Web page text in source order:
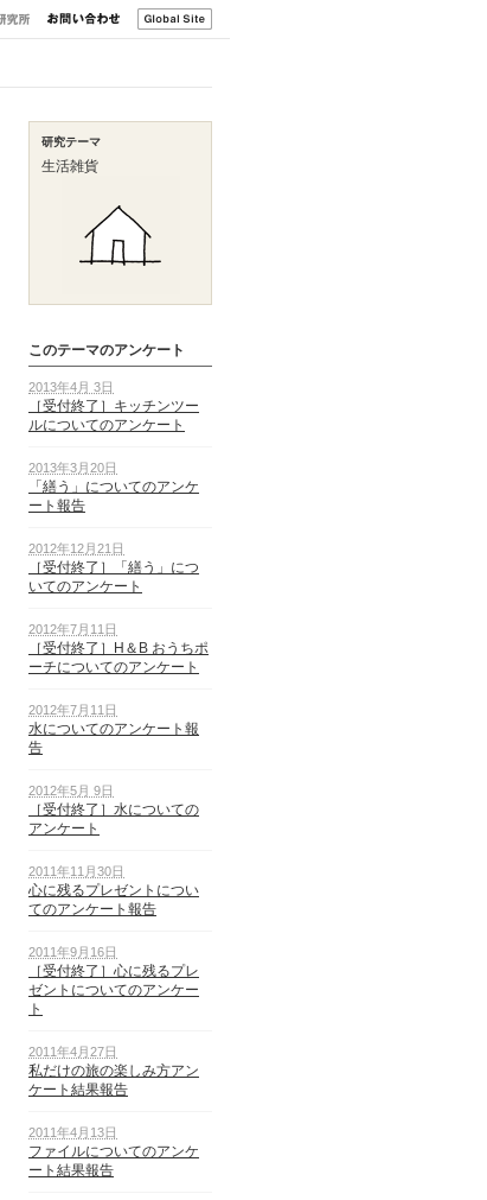
研究テーマ
生活雑貨
このテーマのアンケート
2013年4月 3日
［受付終了］キッチンツー
ルについてのアンケート
2013年3月20日
「繕う」についてのアンケ
ート報告
2012年12月21日
［受付終了］「繕う」につ
いてのアンケート
2012年7月11日
［受付終了］H＆B おうちポ
ーチについてのアンケート
2012年7月11日
水についてのアンケート報
告
2012年5月 9日
［受付終了］水についての
アンケート
2011年11月30日
心に残るプレゼントについ
てのアンケート報告
2011年9月16日
［受付終了］心に残るプレ
ゼントについてのアンケー
ト
2011年4月27日
私だけの旅の楽しみ方アン
ケート結果報告
2011年4月13日
ファイルについてのアンケ
ート結果報告